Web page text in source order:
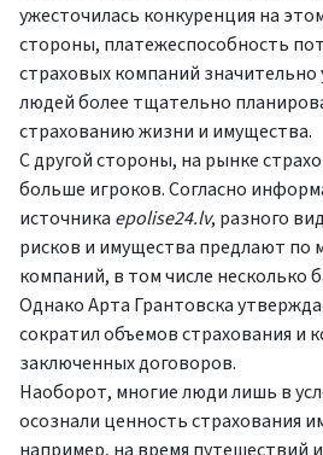
ужесточилась конкуренция на
стороны, платежеспособность
страховых компаний значительно
людей более тщательно
страхованию жизни и имущества.
С другой стороны, на рынке
больше игроков. Согласно
источника epolise24.lv, разного
рисков и имущества предлают по
компаний, в том числе несколько
Однако Арта Грантовска
сократил объемов страхования и
заключенных договоров.
Наоборот, многие люди лишь в
осознали ценность страхования